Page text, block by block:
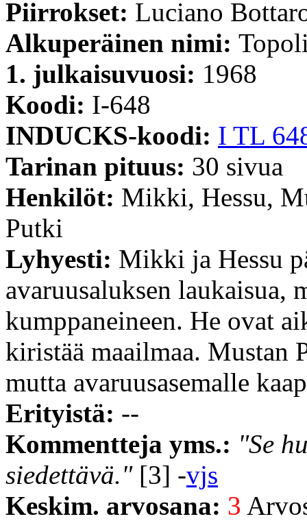
Piirrokset: Luciano
Alkuperäinen nimi:
1. julkaisuvuosi: 1968
Koodi: I-648
INDUCKS-koodi: I TL
Tarinan pituus: 30 sivua
Henkilöt: Mikki, Hessu,
Putki
Lyhyesti: Mikki ja Hessu
avaruusaluksen laukaisua,
kumppaneineen. He ovat
kiristää maailmaa. Mustan
mutta avaruusasemalle
Erityistä: --
Kommentteja yms.: "Se
siedettävä."[3] -vjs
Keskim. arvosana: 3